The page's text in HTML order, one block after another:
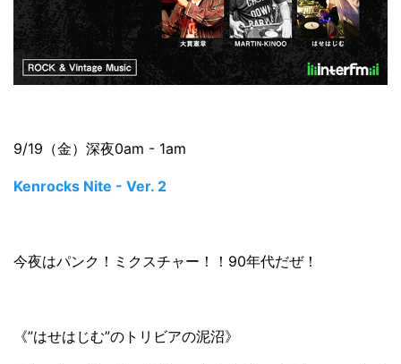
9/19（金）深夜0am - 1am
Kenrocks Nite - Ver. 2
今夜はパンク！ミクスチャー！！90年代だぜ！
《”はせはじむ”のトリビアの泥沼》